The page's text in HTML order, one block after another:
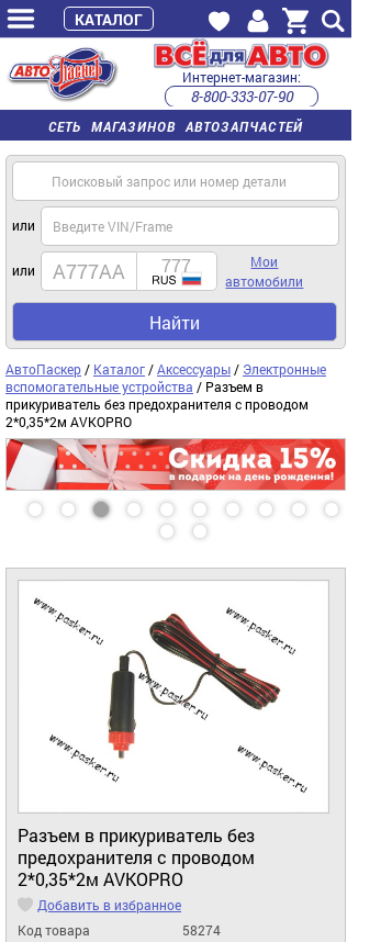
СЕТЬ МАГАЗИНОВ АВТОЗАПЧАСТЕЙ
Интернет-магазин:
8-800-333-07-90
часы работы с 9:00 до 22:00 (пн-пт)
или
или
Мои
автомобили
Найти
АвтоПаскер / Каталог /Аксессуары / Электронные
вспомогательные устройства / Разъем в
прикуриватель без предохранителя с проводом
2*0,35*2м AVKOPRO
Разъем в прикуриватель без
предохранителя с проводом
2*0,35*2м AVKOPRO
Добавить в избранное
Код товара
58274
КАТАЛОГ